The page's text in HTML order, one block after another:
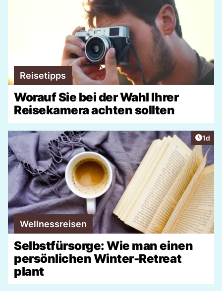
Reisetipps
Worauf Sie bei der Wahl Ihrer
Reisekamera achten sollten
1d
Wellnessreisen
Selbstfürsorge: Wie man einen
persönlichen Winter-Retreat
plant